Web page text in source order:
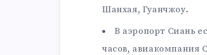
Шанхая, Гуанчжоу.
В аэропорт Сиань
часов, авиакомпания